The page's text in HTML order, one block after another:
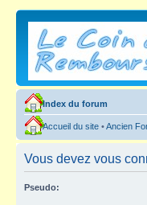
Index du forum
Accueil du site •Ancien
Vous devez vous
Pseudo: